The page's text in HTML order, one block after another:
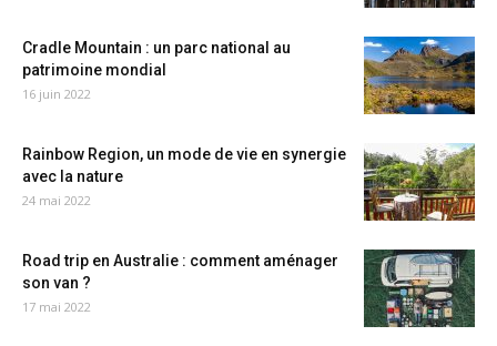
Cradle Mountain : un parc national au
patrimoine mondial
16 juin 2022
Rainbow Region, un mode de vie en synergie
avec la nature
24 mai 2022
Road trip en Australie : comment aménager
son van ?
17 mai 2022